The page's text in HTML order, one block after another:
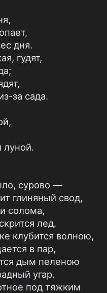
дня.
гудят,
за сада.
луной.
сурово —
глиняный свод,
солома,
лед.
клубится волною,
в пар,
дым пеленою
угар.
под тяжким